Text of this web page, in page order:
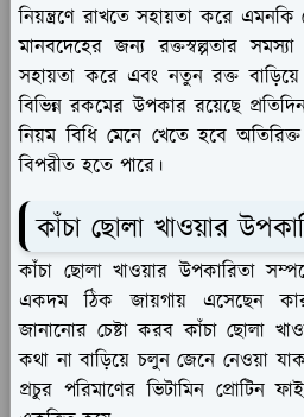
নিয়ন্ত্রণে রাখতে সহায়তা করে
মানবদেহের জন্য রক্তস্বল্পতার
সহায়তা করে এবং নতুন রক্ত
বিভিন্ন রকমের উপকার রয়েছে
নিয়ম বিধি মেনে খেতে হবে
বিপরীত হতে পারে।
কাঁচা ছোলা খাওয়ার
কাঁচা ছোলা খাওয়ার উপকারিতা
একদম ঠিক জায়গায় এসেছেন
জানানোর চেষ্টা করব কাঁচা ছোলা
কথা না বাড়িয়ে চলুন জেনে নেওয়া
প্রচুর পরিমাণের ভিটামিন প্রোটিন